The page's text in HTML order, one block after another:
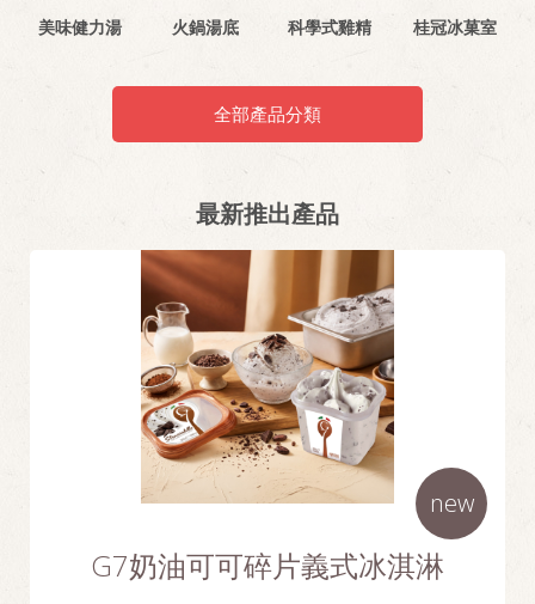
美味健力湯 火鍋湯底 科學式雞精 桂冠冰菓室
全部產品分類
最新推出產品
G7奶油可可碎片義式冰淇淋
new